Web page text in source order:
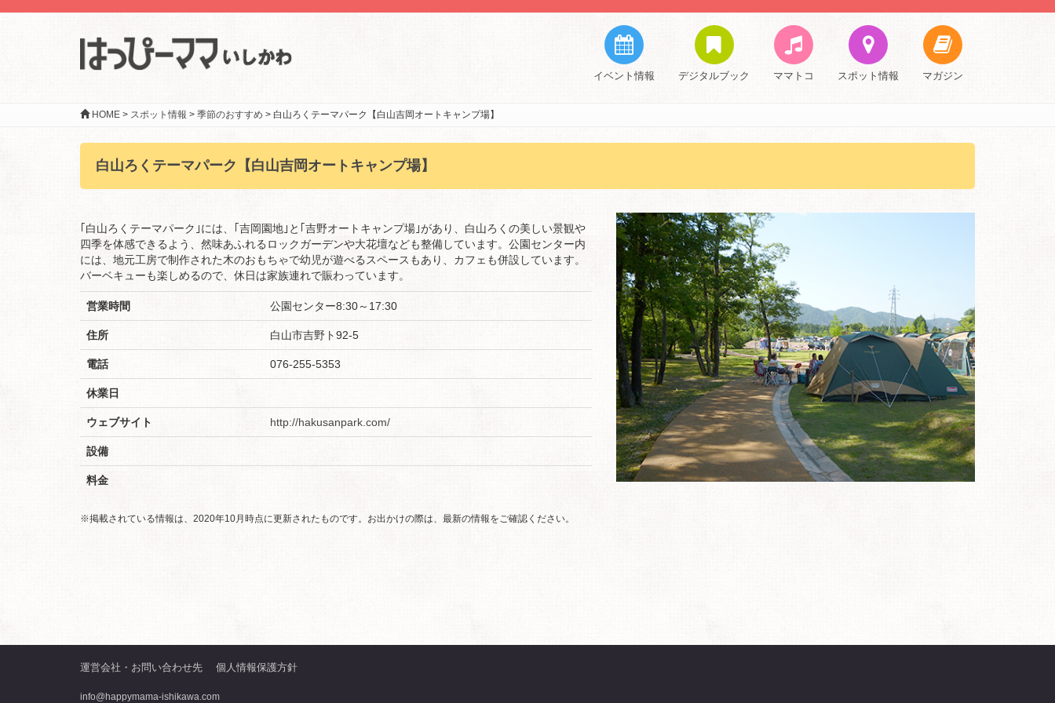
イベント情報 デジタルブック ママトコ スポット情報 マガジン
HOME > スポット情報 > 季節のおすすめ > 白山ろくテーマパーク【白山吉岡オートキャンプ場】
白山ろくテーマパーク【白山吉岡オートキャンプ場】
｢白山ろくテーマパーク｣には、｢吉岡園地｣と｢吉野オートキャンプ場｣があり、白山ろくの美しい景観や
四季を体感できるよう、然味あふれるロックガーデンや大花壇なども整備しています。公園センター内
には、地元工房で制作された木のおもちゃで幼児が遊べるスペースもあり、カフェも併設しています。
バーベキューも楽しめるので、休日は家族連れで賑わっています。
営業時間 公園センター8:30～17:30
住所 白山市吉野ト92-5
電話 076-255-5353
休業日
ウェブサイト http://hakusanpark.com/
設備
料金
※掲載されている情報は、2020年10月時点に更新されたものです。お出かけの際は、最新の情報をご確認ください。
運営会社・お問い合わせ先 個人情報保護方針
info@happymama-ishikawa.com